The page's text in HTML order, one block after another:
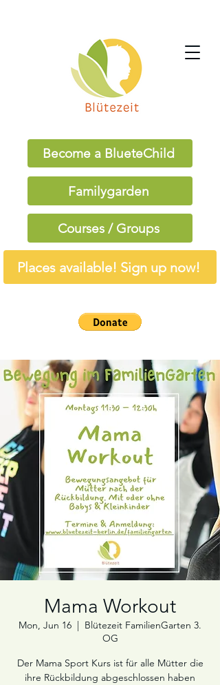
Become a BlueteChild
Familygarden
Courses / Groups
Places available! Sign up now!
Mama Workout
Mon, Jun 16
  |
Blütezeit FamilienGarten 3.
OG
Der Mama Sport Kurs ist für alle Mütter die
ihre Rückbildung abgeschlossen haben